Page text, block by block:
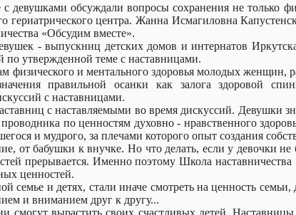
обсуждали вопросы сохранения не только
центра. Жанна Исмагиловна
«Обсудим вместе».
- выпускниц детских домов и интернатов
по утвержденной теме с наставницами.
физического и ментального здоровья молодых женщин,
правильной осанки как залога здоровой
с наставницами.
с наставляемыми во время дискуссий. Девушки
по ценностям духовно - нравственного
и мудрого, за плечами которого опыт создания
от бабушки к внучке. Но что делать, если у девочки
прерывается. Именно поэтому Школа
ценностей.
семье и детях, стали иначе смотреть на ценность
и вниманием друг к другу...
смогут вырастить своих счастливых детей.